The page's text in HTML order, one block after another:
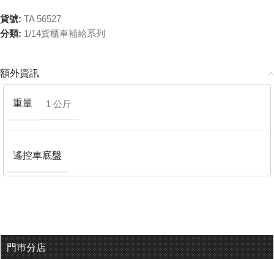
貨號: TA 56527
分類: 1/14貨櫃車補給系列
額外資訊
重量 1 公斤
遙控車底盤
門巿分店